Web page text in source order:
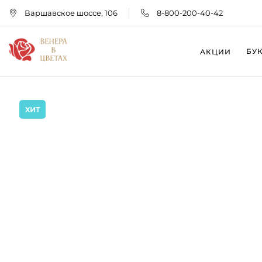
Варшавское шоссе, 106 8-800-200-40-42
АКЦИИ
ХИТ